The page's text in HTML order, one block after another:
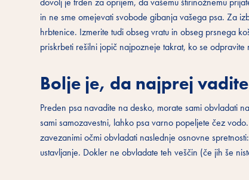
in ne sme omejevati svobode gibanja vašega psa. Za
hrbtenice. Izmerite tudi obseg vratu in obseg prsnega
priskrbeti rešilni jopič najpozneje takrat, ko se odpravite
Bolje je, da najprej
Preden psa navadite na desko, morate sami obvladati
sami samozavestni, lahko psa varno popeljete čez
zavezanimi očmi obvladati naslednje osnovne
ustavljanje. Dokler ne obvladate teh veščin (če jih še